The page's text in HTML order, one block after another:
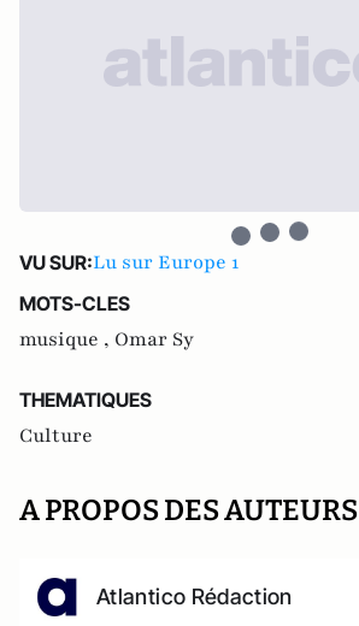
VU SUR:Lu sur Europe 1
MOTS-CLES
musique , Omar Sy
THEMATIQUES
Culture
A PROPOS DES AUTEURS
Atlantico Rédaction